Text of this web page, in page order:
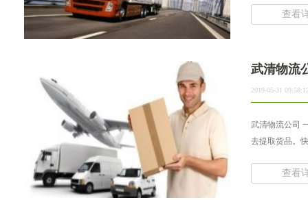
查看
武清物流
2019-05-31
武清物流公司
去提取货品。
查看